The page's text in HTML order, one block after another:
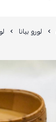
لورو بيانا